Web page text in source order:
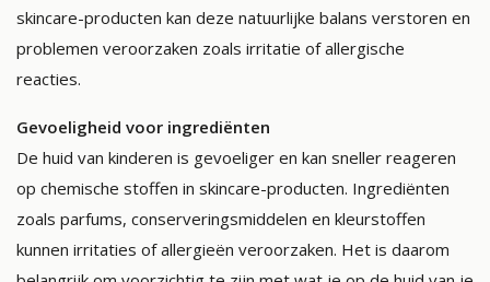
skincare-producten kan deze natuurlijke balans verstoren en
problemen veroorzaken zoals irritatie of allergische
reacties.
Gevoeligheid voor ingrediënten
De huid van kinderen is gevoeliger en kan sneller reageren
op chemische stoffen in skincare-producten. Ingrediënten
zoals parfums, conserveringsmiddelen en kleurstoffen
kunnen irritaties of allergieën veroorzaken. Het is daarom